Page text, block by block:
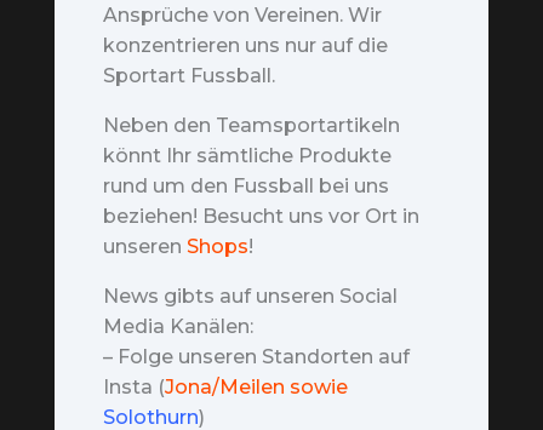
Ansprüche von Vereinen. Wir
konzentrieren uns nur auf die
Sportart Fussball.
Neben den Teamsportartikeln
könnt Ihr sämtliche Produkte
rund um den Fussball bei uns
beziehen! Besucht uns vor Ort in
unseren Shops!
News gibts auf unseren Social
Media Kanälen:
– Folge unseren Standorten auf
Insta (Jona/Meilen sowie
Solothurn)